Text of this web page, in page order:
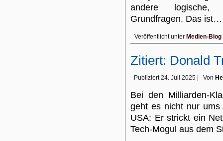
andere logische,
Grundfragen. Das
Veröffentlicht unter Medien-Blog
Zitiert: Donald
Publiziert 24. Juli 2025 Von
Bei den Milliarden-
geht es nicht nur ums
USA: Er strickt ein
Tech-Mogul aus dem